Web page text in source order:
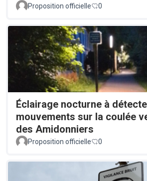
Proposition officielle
0
Éclairage nocturne à
mouvements sur la coulée
des Amidonniers
Proposition officielle 0